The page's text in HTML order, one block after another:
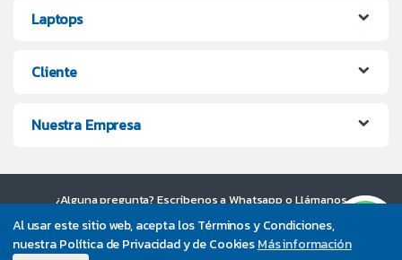
Al usar este sitio web, acepta los Términos y Condiciones,
nuestra Política de Privacidad y de CookiesMás información
Laptops
Cliente
Nuestra Empresa
¿Alguna pregunta? Escríbenos a Whatsapp o Llámanos
UltraPC +56 9 7373 4200